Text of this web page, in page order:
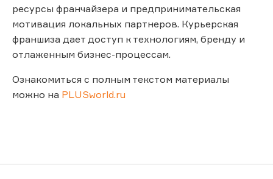
ресурсы франчайзера и предпринимательская
мотивация локальных партнеров. Курьерская
франшиза дает доступ к технологиям, бренду и
отлаженным бизнес-процессам.
Ознакомиться с полным текстом материалы
можно на PLUSworld.ru